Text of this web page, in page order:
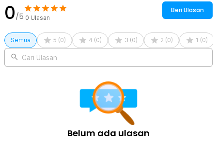
0/5 0 Ulasan
Beri Ulasan
Semua 5 (0) 4 (0) 3 (0) 2 (0) 1 (0)
Cari Ulasan
Belum ada ulasan